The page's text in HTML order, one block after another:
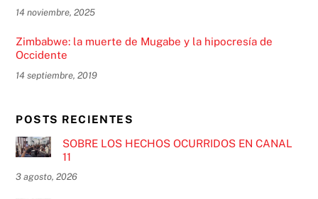
14 noviembre, 2025
Zimbabwe: la muerte de Mugabe y la hipocresía de
Occidente
14 septiembre, 2019
POSTS RECIENTES
SOBRE LOS HECHOS OCURRIDOS EN CANAL
11
3 agosto, 2026